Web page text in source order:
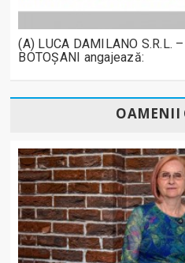
(A) LUCA DAMILANO S.R.L.
BOTOȘANI angajează:
OAMENII